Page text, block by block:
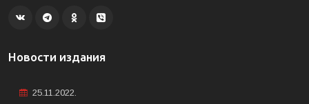
Новости издания
25.11.2022.